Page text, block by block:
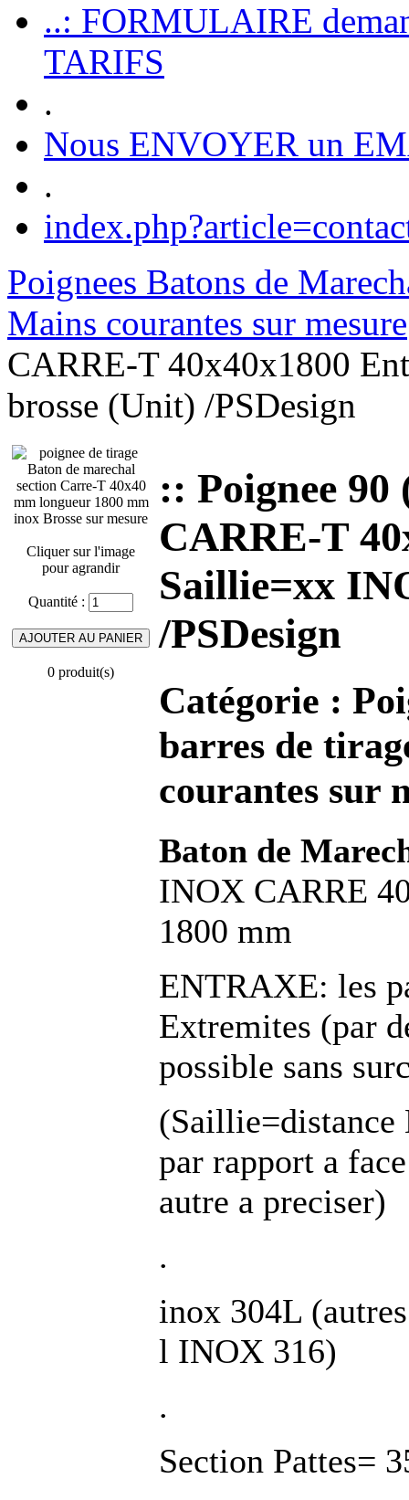
..: FORMULAIRE
TARIFS
.
Nous ENVOYER un
.
Poignees Batons de
Mains courantes sur mesure
CARRE-T 40x40x1800
brosse (Unit) /PSDesign
Cliquer sur l'image
pour agrandir
Quantité :
0 produit(s)
:: Poignee
CARRE-T
Saillie=xx
/PSDesign
Catégorie :
barres de
courantes sur
Baton de
INOX CARRE
1800 mm
ENTRAXE: les
Extremites (par
possible sans
par rapport a
autre a preciser)
.
inox 304L
l INOX 316)
.
Section Pattes=